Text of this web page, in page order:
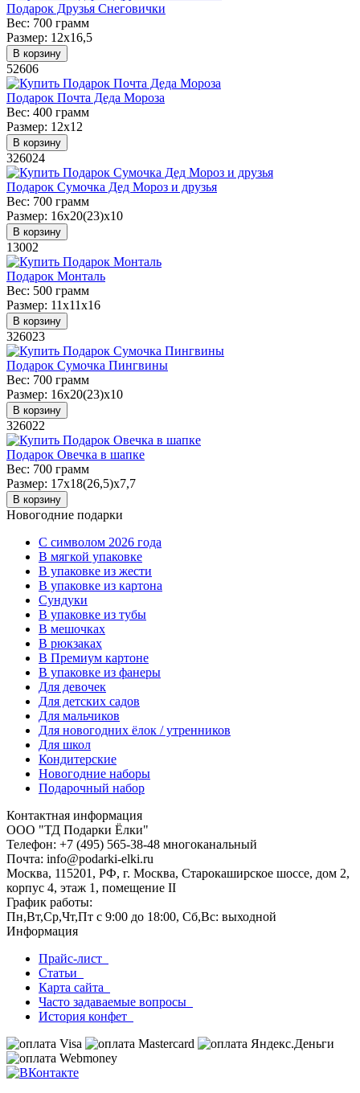
Подарок Друзья Снеговички
Вес: 700 грамм
Размер: 12х16,5
В корзину
52606
Подарок Почта Деда Мороза
Вес: 400 грамм
Размер: 12х12
В корзину
326024
Подарок Сумочка Дед Мороз и друзья
Вес: 700 грамм
Размер: 16х20(23)х10
В корзину
13002
Подарок Монталь
Вес: 500 грамм
Размер: 11х11х16
В корзину
326023
Подарок Сумочка Пингвины
Вес: 700 грамм
Размер: 16х20(23)х10
В корзину
326022
Подарок Овечка в шапке
Вес: 700 грамм
Размер: 17х18(26,5)х7,7
В корзину
Новогодние подарки
C символом 2026 года
В мягкой упаковке
В упаковке из жести
В упаковке из картона
Сундуки
В упаковке из тубы
В мешочках
В рюкзаках
В Премиум картоне
В упаковке из фанеры
Для девочек
Для детских садов
Для мальчиков
Для новогодних ёлок / утренников
Для школ
Кондитерские
Новогодние наборы
Подарочный набор
Контактная информация
ООО "ТД Подарки Ёлки"
Телефон: +7 (495) 565-38-48 многоканальный
Почта: info@podarki-elki.ru
Москва, 115201, РФ, г. Москва, Старокаширское шоссе, дом 2,
корпус 4, этаж 1, помещение II
График работы:
Пн,Вт,Ср,Чт,Пт с 9:00 до 18:00, Сб,Вс: выходной
Информация
Прайс-лист
Статьи
Карта сайта
Часто задаваемые вопросы
История конфет